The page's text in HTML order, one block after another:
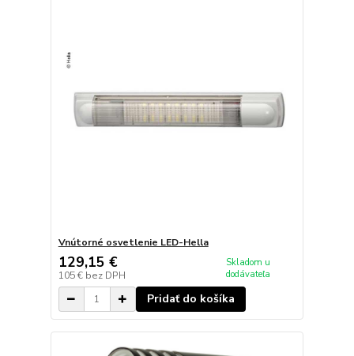
Vnútorné osvetlenie LED-Hella
129,15 €
105 € bez DPH
Skladom u
dodávateľa
Pridať do košíka